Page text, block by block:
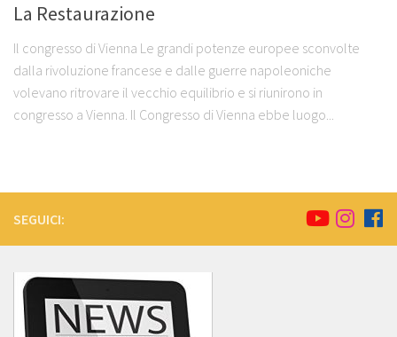
La Restaurazione
Il congresso di Vienna Le grandi potenze europee sconvolte
dalla rivoluzione francese e dalle guerre napoleoniche
volevano ritrovare il vecchio equilibrio e si riunirono in
congresso a Vienna. Il Congresso di Vienna ebbe luogo...
SEGUICI: